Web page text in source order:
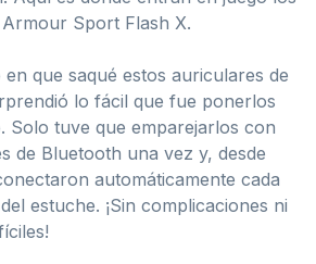
Sport Flash X.
que saqué estos auriculares de
lo fácil que fue ponerlos
Solo tuve que emparejarlos con
de Bluetooth una vez y, desde
automáticamente cada
estuche. ¡Sin complicaciones ni